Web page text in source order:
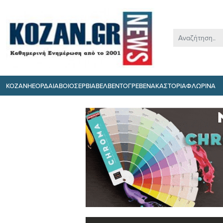
ΚΟΖΑΝΗΕΟΡΔΑΙΑΒΟΙΟΣΕΡΒΙΑΒΕΛΒΕΝΤΟΓΡΕΒΕΝΑΚΑΣΤΟΡΙΑΦΛΩΡΙΝΑ